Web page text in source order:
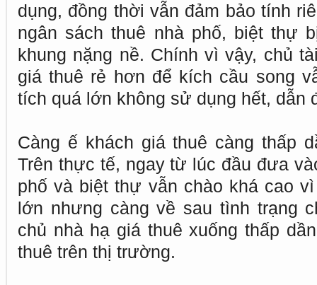
dụng, đồng thời vẫn đảm bảo tính
ngân sách thuê nhà phố, biệt thự
khung nặng nề. Chính vì vậy, chủ
giá thuê rẻ hơn để kích cầu song
tích quá lớn không sử dụng hết, dẫn
Càng ế khách giá thuê càng thấp
Trên thực tế, ngay từ lúc đầu đưa
phố và biệt thự vẫn chào khá cao
lớn nhưng càng về sau tình trạng
chủ nhà hạ giá thuê xuống thấp
thuê trên thị trường.